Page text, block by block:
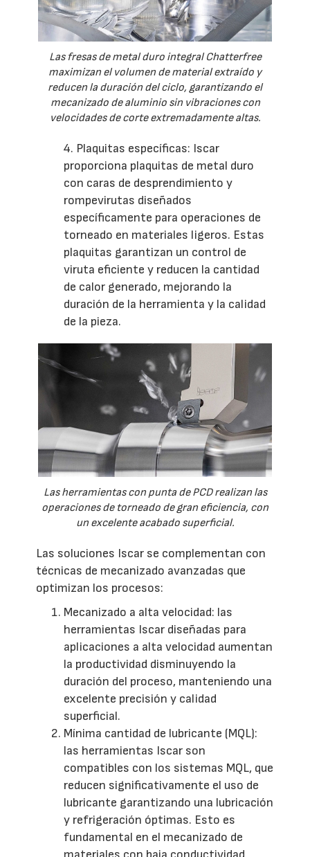
Las fresas de metal duro integral Chatterfree
maximizan el volumen de material extraído y
reducen la duración del ciclo, garantizando el
mecanizado de aluminio sin vibraciones con
velocidades de corte extremadamente altas.
4. Plaquitas específicas: Iscar
proporciona plaquitas de metal duro
con caras de desprendimiento y
rompevirutas diseñados
específicamente para operaciones de
torneado en materiales ligeros. Estas
plaquitas garantizan un control de
viruta eficiente y reducen la cantidad
de calor generado, mejorando la
duración de la herramienta y la calidad
de la pieza.
Las herramientas con punta de PCD realizan las
operaciones de torneado de gran eficiencia, con
un excelente acabado superficial.
Las soluciones Iscar se complementan con
técnicas de mecanizado avanzadas que
optimizan los procesos:
Mecanizado a alta velocidad: las
herramientas Iscar diseñadas para
aplicaciones a alta velocidad aumentan
la productividad disminuyendo la
duración del proceso, manteniendo una
excelente precisión y calidad
superficial.
Mínima cantidad de lubricante (MQL):
las herramientas Iscar son
compatibles con los sistemas MQL, que
reducen significativamente el uso de
lubricante garantizando una lubricación
y refrigeración óptimas. Esto es
fundamental en el mecanizado de